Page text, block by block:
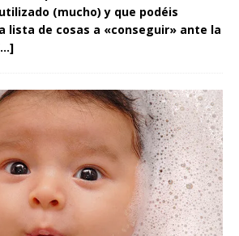
(mucho) y que podéis
lista de cosas a «conseguir» ante la